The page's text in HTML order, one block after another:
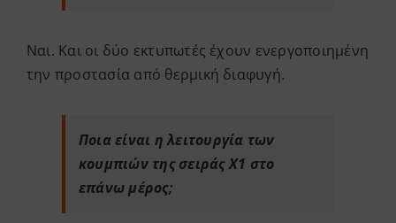
Ναι. Και οι δύο εκτυπωτές έχουν ενεργοποιημένη
την προστασία από θερμική διαφυγή.
Ποια είναι η λειτουργία των
κουμπιών της σειράς X1 στο
επάνω μέρος;